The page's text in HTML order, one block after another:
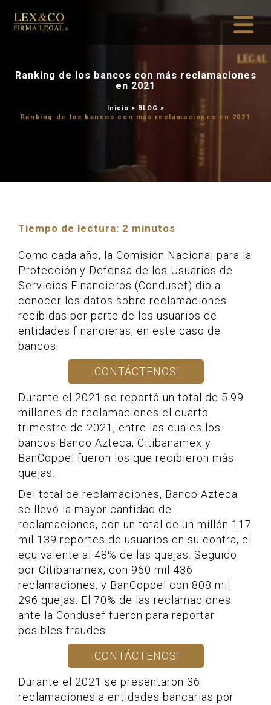
Ranking de los bancos con
en 2021
Inicio>BLOG
Tiempo de lectura: 2 minutos
Como cada año, la Comisión Nacional para la
Protección y Defensa de los Usuarios de
Servicios Financieros (Condusef) dio a
conocer los datos sobre reclamaciones
recibidas por parte de los usuarios de
entidades financieras, en este caso de
bancos.
¡CONTÁCTENOS!
Durante el 2021 se reportó un total de 5.99
millones de reclamaciones el cuarto
trimestre de 2021, entre las cuales los
bancos Banco Azteca, Citibanamex y
BanCoppel fueron los que recibieron más
quejas.
Del total de reclamaciones, Banco Azteca
se llevó la mayor cantidad de
reclamaciones, con un total de un millón 117
mil 139 reportes de usuarios en su contra, el
equivalente al 48% de las quejas. Seguido
por Citibanamex, con 960 mil 436
reclamaciones, y BanCoppel con 808 mil
296 quejas. El 70% de las reclamaciones
ante la Condusef fueron para reportar
posibles fraudes.
¡CONTÁCTENOS!
Durante el 2021 se presentaron 36
reclamaciones a entidades bancarias por